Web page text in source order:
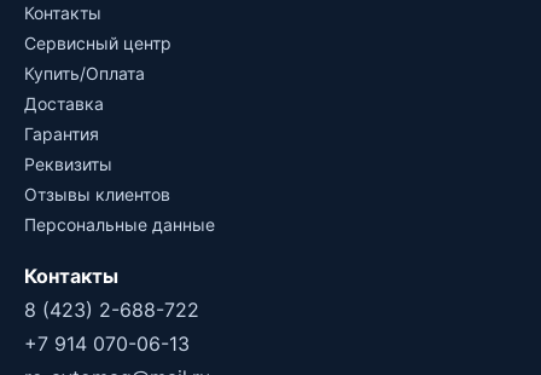
Контакты
Сервисный центр
Купить/Оплата
Доставка
Гарантия
Реквизиты
Отзывы клиентов
Персональные данные
Контакты
8 (423) 2-688-722
+7 914 070-06-13